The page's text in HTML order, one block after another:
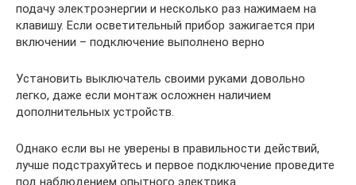
подачу электроэнергии и несколько раз нажимаем на
клавишу. Если осветительный прибор зажигается при
включении – подключение выполнено верно
Установить выключатель своими руками довольно
легко, даже если монтаж осложнен наличием
дополнительных устройств.
Однако если вы не уверены в правильности действий,
лучше подстрахуйтесь и первое подключение проведите
под наблюдением опытного электрика.